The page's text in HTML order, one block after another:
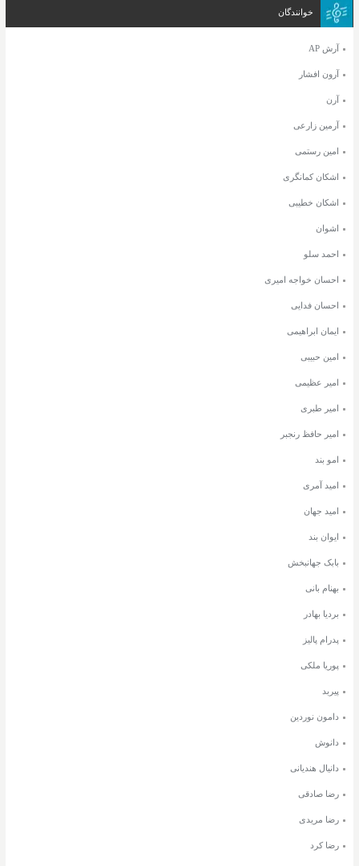
خوانندگان
آرش AP
آرون افشار
آرن
آرمین زارعی
امین رستمی
اشکان کمانگری
اشکان خطیبی
اشوان
احمد سلو
احسان خواجه امیری
احسان فدایی
ایمان ابراهیمی
امین حبیبی
امیر عظیمی
امیر طبری
امیر حافظ رنجبر
امو بند
امید آمری
امید جهان
ایوان بند
بابک جهانبخش
بهنام بانی
بردیا بهادر
پدرام پالیز
پوریا ملکی
پیربد
دامون نوردین
دانوش
دانیال هندیانی
رضا صادقی
رضا مریدی
رضا کرد